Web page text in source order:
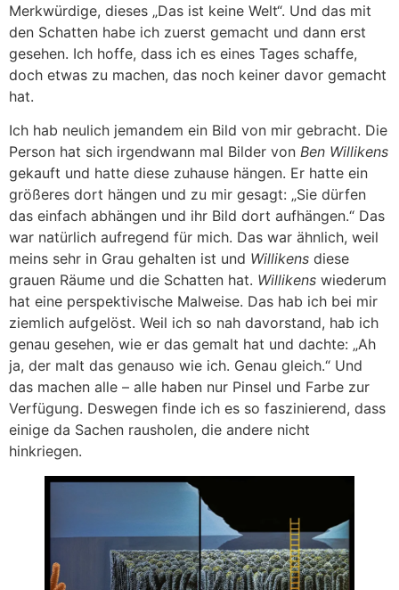
Merkwürdige, dieses „Das ist keine Welt“. Und das mit
den Schatten habe ich zuerst gemacht und dann erst
gesehen. Ich hoffe, dass ich es eines Tages schaffe,
doch etwas zu machen, das noch keiner davor gemacht
hat.
Ich hab neulich jemandem ein Bild von mir gebracht. Die
Person hat sich irgendwann mal Bilder von Ben Willikens
gekauft und hatte diese zuhause hängen. Er hatte ein
größeres dort hängen und zu mir gesagt: „Sie dürfen
das einfach abhängen und ihr Bild dort aufhängen.“ Das
war natürlich aufregend für mich. Das war ähnlich, weil
meins sehr in Grau gehalten ist und Willikens diese
grauen Räume und die Schatten hat. Willikens wiederum
hat eine perspektivische Malweise. Das hab ich bei mir
ziemlich aufgelöst. Weil ich so nah davorstand, hab ich
genau gesehen, wie er das gemalt hat und dachte: „Ah
ja, der malt das genauso wie ich. Genau gleich.“ Und
das machen alle – alle haben nur Pinsel und Farbe zur
Verfügung. Deswegen finde ich es so faszinierend, dass
einige da Sachen rausholen, die andere nicht
hinkriegen.